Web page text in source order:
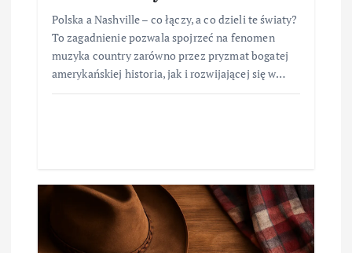
Polska a Nashville – co łączy, a co dzieli te światy?
To zagadnienie pozwala spojrzeć na fenomen
muzyka country zarówno przez pryzmat bogatej
amerykańskiej historia, jak i rozwijającej się w…